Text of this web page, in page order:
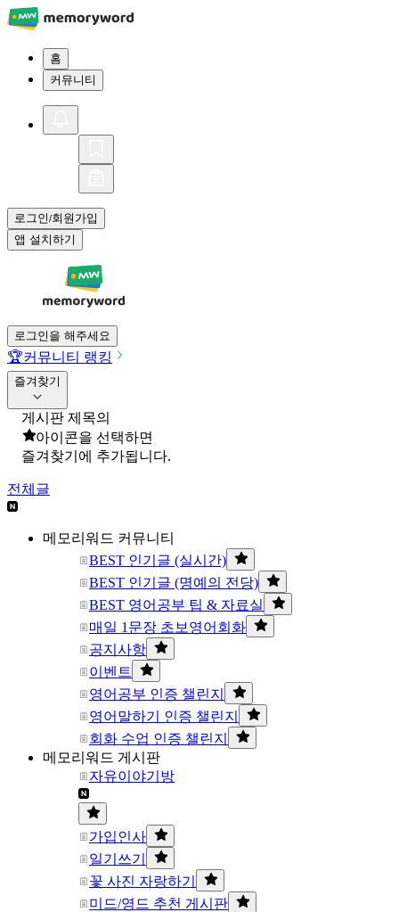
홈
커뮤니티
로그인/회원가입
앱 설치하기
로그인을 해주세요
🏆커뮤니티 랭킹
즐겨찾기
게시판 제목의
아이콘을 선택하면
즐겨찾기에 추가됩니다.
전체글
메모리워드 커뮤니티
BEST 인기글 (실시간)
BEST 인기글 (명예의 전당)
BEST 영어공부 팁 & 자료실
매일 1문장 초보영어회화
공지사항
이벤트
영어공부 인증 챌린지
영어말하기 인증 챌린지
회화 수업 인증 챌린지
메모리워드 게시판
자유이야기방
가입인사
일기쓰기
꽃 사진 자랑하기
미드/영드 추천 게시판